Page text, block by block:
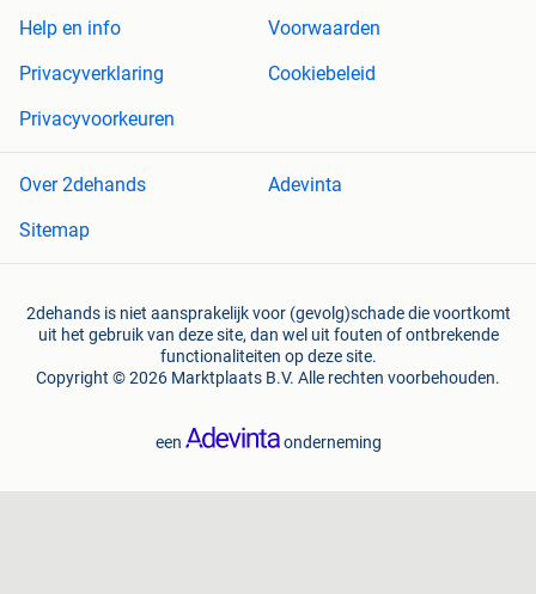
Help en info
Voorwaarden
Privacyverklaring
Cookiebeleid
Privacyvoorkeuren
Over 2dehands
Adevinta
Sitemap
2dehands is niet aansprakelijk voor (gevolg)schade die voortkomt
uit het gebruik van deze site, dan wel uit fouten of ontbrekende
functionaliteiten op deze site.
Copyright © 2026 Marktplaats B.V. Alle rechten voorbehouden.
een onderneming